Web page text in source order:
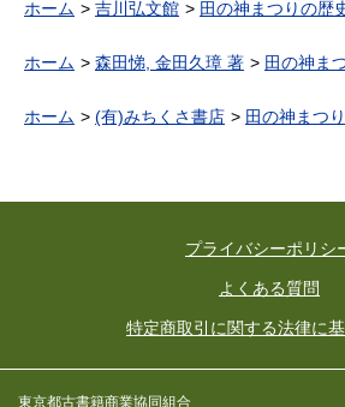
ホーム 吉川弘文館 田の神まつりの歴
ホーム 森田悌, 金田久璋 著 田の神ま
ホーム (有)みちくさ書店 田の神まつ
プライバシーポリシ
よくある質問
特定商取引に関する法律に
東京都古書籍商業協同組合